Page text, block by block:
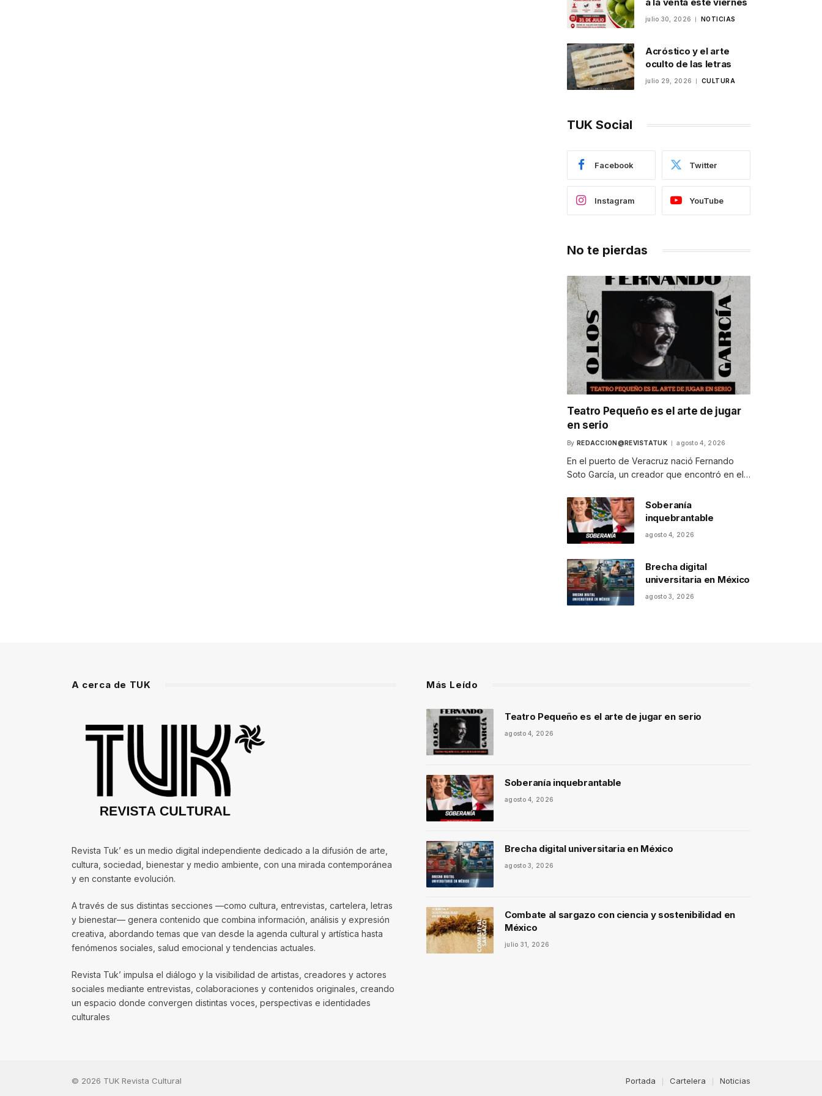
julio 30, 2026 NOTICIAS
Acróstico y el arte
oculto de las letras
julio 29, 2026 CULTURA
TUK Social
Facebook Twitter
Instagram YouTube
No te pierdas
Teatro Pequeño es el arte de jugar
en serio
By REDACCION@REVISTATUK agosto 4, 2026
En el puerto de Veracruz nació Fernando
Soto García, un creador que encontró en el…
Soberanía
inquebrantable
agosto 4, 2026
Brecha digital
universitaria en México
agosto 3, 2026
A cerca de TUK
Revista Tuk’ es un medio digital independiente dedicado a la difusión de arte,
cultura, sociedad, bienestar y medio ambiente, con una mirada contemporánea
y en constante evolución.
A través de sus distintas secciones —como cultura, entrevistas, cartelera, letras
y bienestar— genera contenido que combina información, análisis y expresión
creativa, abordando temas que van desde la agenda cultural y artística hasta
fenómenos sociales, salud emocional y tendencias actuales.
Revista Tuk’ impulsa el diálogo y la visibilidad de artistas, creadores y actores
sociales mediante entrevistas, colaboraciones y contenidos originales, creando
un espacio donde convergen distintas voces, perspectivas e identidades
culturales
Más Leído
Teatro Pequeño es el arte de jugar en serio
agosto 4, 2026
Soberanía inquebrantable
agosto 4, 2026
Brecha digital universitaria en México
agosto 3, 2026
Combate al sargazo con ciencia y sostenibilidad en
México
julio 31, 2026
© 2026 TUK Revista Cultural Portada Cartelera Noticias